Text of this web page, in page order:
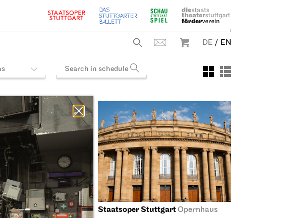
DE / EN
Upper Foyer (I.
Staatsoper StuttgartOpernhaus